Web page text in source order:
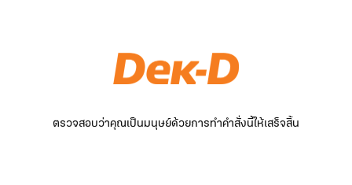
ตรวจสอบว่าคุณเป็นมนุษย์ด้วยการทำคำสั่งนี้ให้เสร็จสิ้น